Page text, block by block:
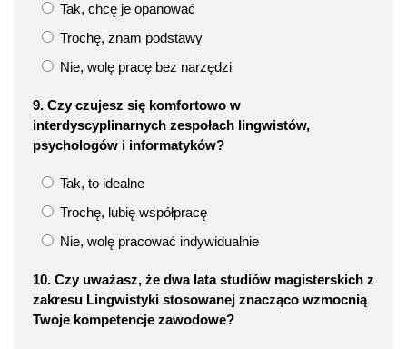
Tak, chcę je opanować
Trochę, znam podstawy
Nie, wolę pracę bez narzędzi
9. Czy czujesz się komfortowo w
interdyscyplinarnych zespołach lingwistów,
psychologów i informatyków?
Tak, to idealne
Trochę, lubię współpracę
Nie, wolę pracować indywidualnie
10. Czy uważasz, że dwa lata studiów magisterskich z
zakresu Lingwistyki stosowanej znacząco wzmocnią
Twoje kompetencje zawodowe?